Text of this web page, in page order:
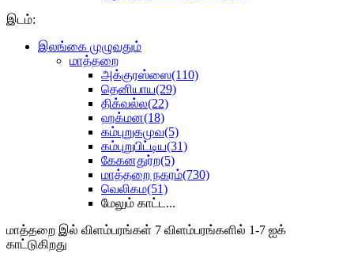
இடம்:
இலங்கை முழுவதும்
மாத்தறை
அக்குரஸ்ஸை(110)
தெனியாய(29)
திக்வல்ல(22)
ஹக்மன(18)
கம்புறுகமுவ(5)
கம்புறுபிட்டிய(31)
கேகனதுர்ற(5)
மாத்தறை நகரம்(730)
வெலிகம(51)
மேலும் காட்ட...
மாத்தறை இல் விளம்பரங்கள் 7 விளம்பரங்களில் 1-7 ஐக்
காட்டுகிறது